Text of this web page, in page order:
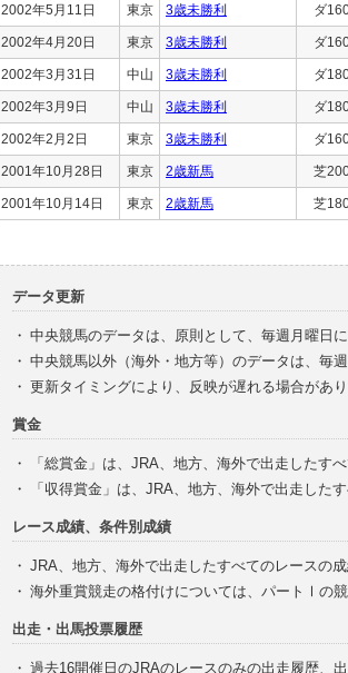
2002年5月11日 東京 3歳未勝利 ダ
2002年4月20日 東京 3歳未勝利 ダ
2002年3月31日 中山 3歳未勝利 ダ
2002年3月9日 中山 3歳未勝利 ダ
2002年2月2日 東京 3歳未勝利 ダ
2001年10月28日 東京 2歳新馬 芝
2001年10月14日 東京 2歳新馬 芝
データ更新
・ 中央競馬のデータは、原則として、毎週月曜日
・ 中央競馬以外（海外・地方等）のデータは、毎
・ 更新タイミングにより、反映が遅れる場合があ
賞金
・
「総賞金」は、JRA、地方、海外で出走したす
・
「収得賞金」は、JRA、地方、海外で出走した
レース成績、条件別成績
・ JRA、地方、海外で出走したすべてのレースの
・ 海外重賞競走の格付けについては、パートⅠの
出走・出馬投票履歴
・ 過去16開催日のJRAのレースのみの出走履歴、